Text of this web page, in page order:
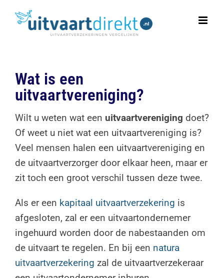
naar
Wat is een
uitvaartvereniging?
Wilt u weten wat een uitvaartvereniging doet?
Of weet u niet wat een uitvaartvereniging is?
Veel mensen halen een uitvaartvereniging en
de uitvaartverzorger door elkaar heen, maar er
zit toch een groot verschil tussen deze twee.
Als er een kapitaal uitvaartverzekering is
afgesloten, zal er een uitvaartondernemer
ingehuurd worden door de nabestaanden om
de uitvaart te regelen. En bij een natura
uitvaartverzekering zal de uitvaartverzekeraar